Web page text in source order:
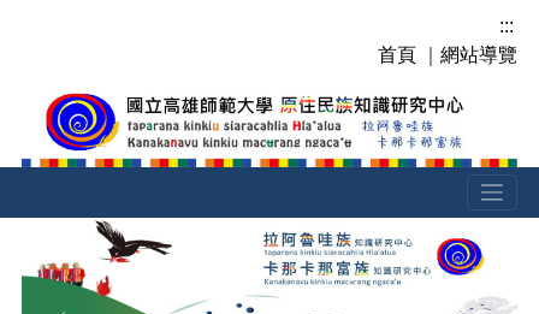
容
塊
:::
首頁
網站導覽